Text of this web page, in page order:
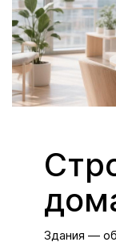
Здания —